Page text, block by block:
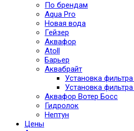
По брендам
Aqua Pro
Новая вода
Гейзер
Аквафор
Atoll
Барьер
Аквабрайт
Установка
Установка
Аквафор Вотер Босс
Гидролок
Нептун
Цены